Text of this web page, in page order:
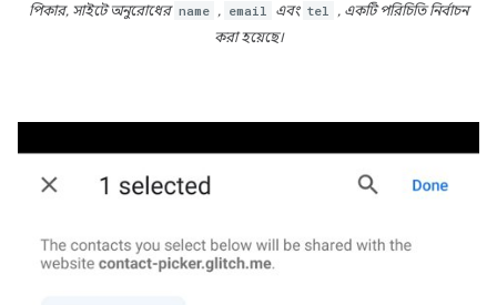
পিকার, সাইটে অনুরোধের name , email এবং tel
, একটি পরিচিতি নির্বাচন
করা হয়েছে।